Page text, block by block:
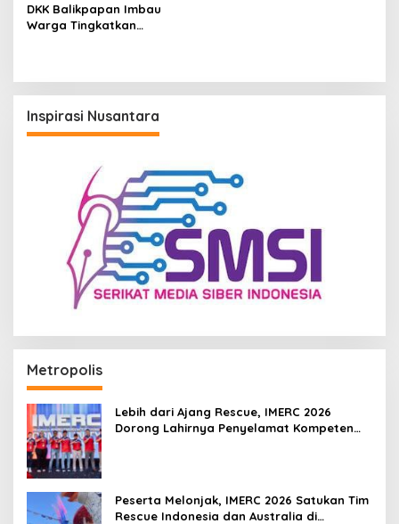
DKK Balikpapan Imbau
Warga Tingkatkan
Inspirasi Nusantara
Metropolis
Lebih dari Ajang Rescue, IMERC 2026
Dorong Lahirnya Penyelamat Kompeten
Peserta Melonjak, IMERC 2026 Satukan Tim
Rescue Indonesia dan Australia di